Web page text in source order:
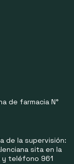
de farmacia N°
de la supervisión:
sita en la
y teléfono 961